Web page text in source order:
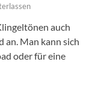
auch
an. Man kann sich
oder für eine